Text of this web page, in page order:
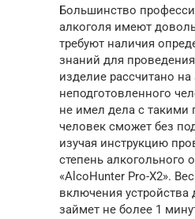
Большинство
алкоголя имеют
требуют наличия
знаний для
изделие рассчитано
неподготовленного
не имел дела с
человек сможет без
изучая инструкцию
степень
«AlcoHunter Pro-X2».
включения устройства
займет не более 1